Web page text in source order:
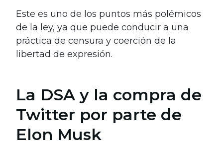
Este es uno de los puntos más polémicos
de la ley, ya que puede conducir a una
práctica de censura y coerción de la
libertad de expresión.
La DSA y la compra de
Twitter por parte de
Elon Musk